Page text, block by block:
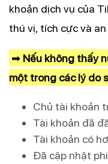
khoản dịch vụ của
thú vị, tích cực và
➡Nếu không thấy
một trong các lý do
Chủ tài khoản
Tài khoản đã
Tài khoản có
Đã cập nhật